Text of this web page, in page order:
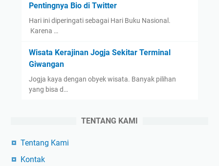
Pentingnya Bio di Twitter
Hari ini diperingati sebagai Hari Buku Nasional.
Karena …
Wisata Kerajinan Jogja Sekitar Terminal
Giwangan
Jogja kaya dengan obyek wisata. Banyak pilihan
yang bisa d…
TENTANG KAMI
Tentang Kami
Kontak